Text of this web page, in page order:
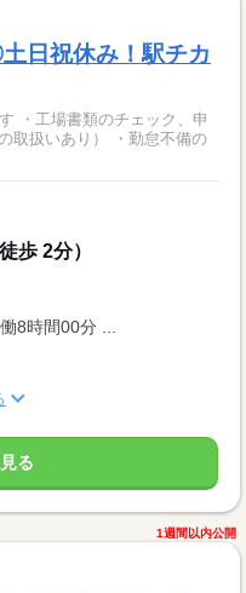
日祝休み！駅チカ
申
取扱いあり） ・勤怠不備の
歩 2分）
8時間00分 ...
る
1週間以内公開